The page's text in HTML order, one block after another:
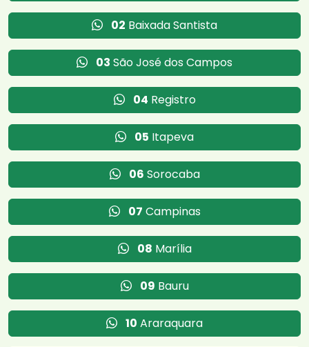
02 Baixada Santista
03 São José dos Campos
04 Registro
05 Itapeva
06 Sorocaba
07 Campinas
08 Marília
09 Bauru
10 Araraquara